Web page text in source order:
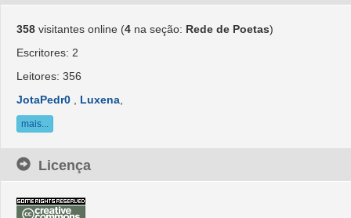
358 visitantes online (4 na seção: Rede de Poetas)
Escritores: 2
Leitores: 356
JotaPedr0
Luxena
mais...
Licença